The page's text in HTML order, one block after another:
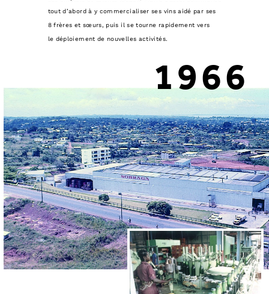
tout d’abord à y commercialiser ses vins aidé par ses
8 frères et sœurs, puis il se tourne rapidement vers
le déploiement de nouvelles activités.
1966